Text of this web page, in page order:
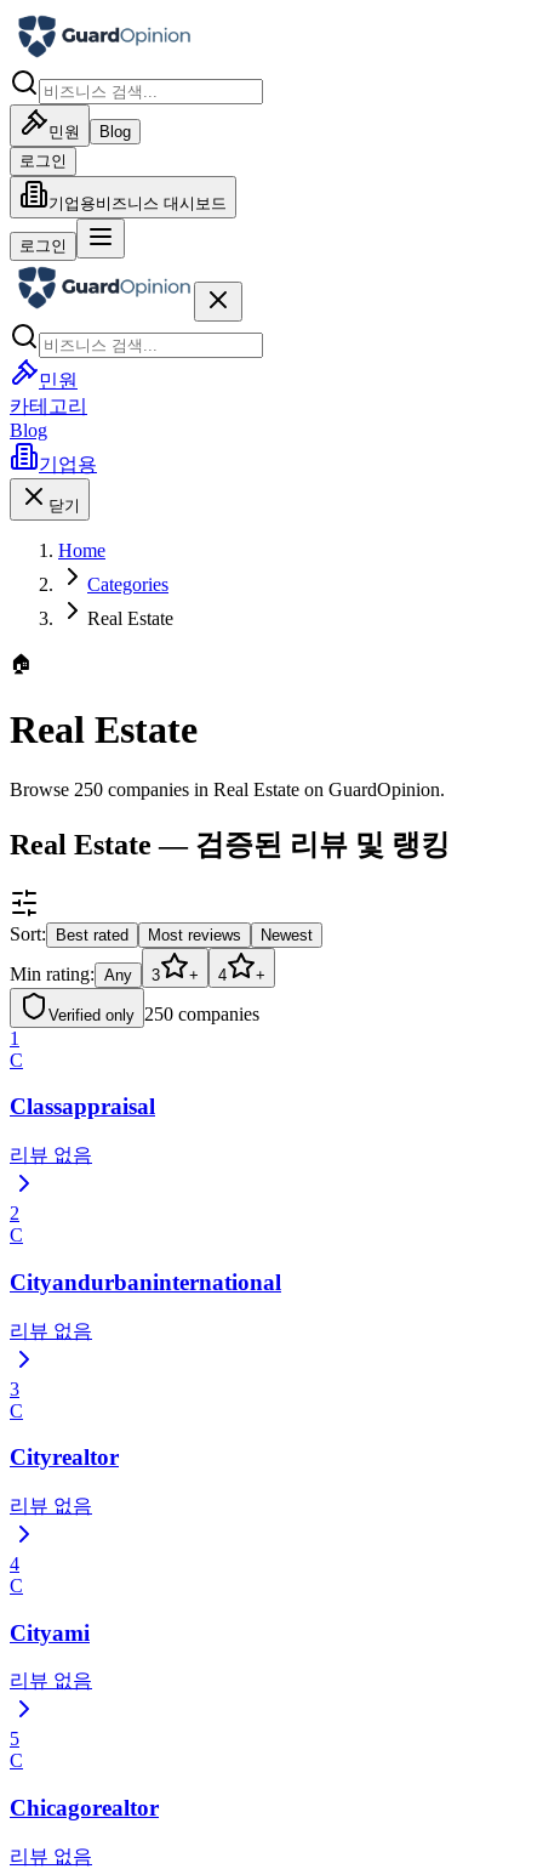
민원
Blog
로그인
기업용비즈니스 대시보드
로그인
민원
카테고리
Blog
기업용
닫기
Home
Categories
Real Estate
🏠
Real Estate
Browse 250 companies in Real Estate on GuardOpinion.
Real Estate — 검증된 리뷰 및 랭킹
Sort: Best rated Most reviews Newest
Min rating: Any 3 + 4 +
Verified only 250 companies
1
C
Classappraisal
리뷰 없음
2
C
Cityandurbaninternational
리뷰 없음
3
C
Cityrealtor
리뷰 없음
4
C
Cityami
리뷰 없음
5
C
Chicagorealtor
리뷰 없음